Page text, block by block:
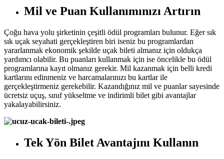
Mil ve Puan Kullanımınızı Artırın
Çoğu hava yolu şirketinin çeşitli ödül programları bulunur. Eğer sık
sık uçak seyahati gerçekleştiren biri iseniz bu programlardan
yararlanmak ekonomik şekilde uçak bileti almanız için oldukça
yardımcı olabilir. Bu puanları kullanmak için ise öncelikle bu ödül
programlarına kayıt olmanız gerekir. Mil kazanmak için belli kredi
kartlarını edinmeniz ve harcamalarınızı bu kartlar ile
gerçekleştirmeniz gerekebilir. Kazandığınız mil ve puanlar sayesinde
ücretsiz uçuş, sınıf yükseltme ve indirimli bilet gibi avantajlar
yakalayabilirsiniz.
Tek Yön Bilet Avantajını Kullanın